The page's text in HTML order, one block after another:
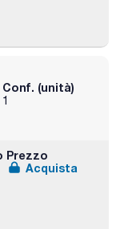
Conf. (unità)
1
Prezzo
Acquista